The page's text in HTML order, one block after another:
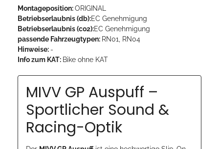
Montageposition:ORIGINAL
Betriebserlaubnis (db):EC Genehmigung
Betriebserlaubnis (co2):EC Genehmigung
passende Fahrzeugtypen: RN01, RN04
Hinweise: -
Info zum KAT: Bike ohne KAT
MIVV GP Auspuff –
Sportlicher Sound &
Racing-Optik